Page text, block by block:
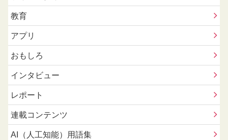
教育
アプリ
おもしろ
インタビュー
レポート
連載コンテンツ
AI（人工知能）用語集